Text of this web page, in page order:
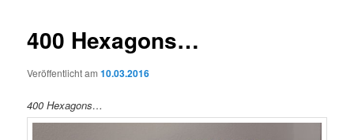
400 Hexagons…
Veröffentlicht am10.03.2016
400 Hexagons…